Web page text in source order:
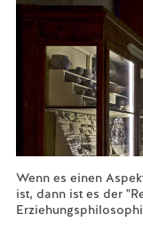
Wenn es einen
ist, dann ist es der